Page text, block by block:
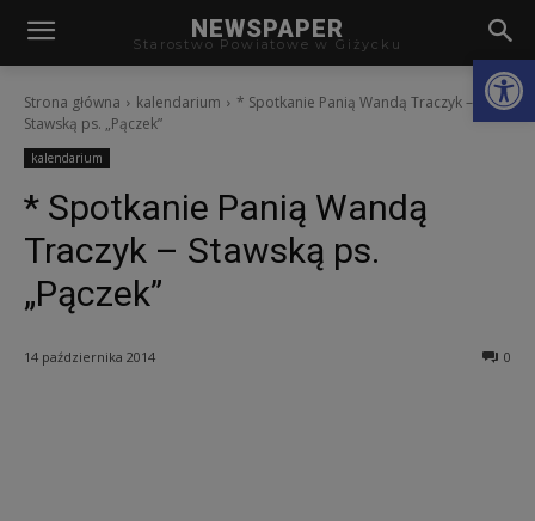
NEWSPAPER
Starostwo Powiatowe w Giżycku
Strona główna kalendarium
* Spotkanie Panią Wandą Traczyk –
Stawską ps. „Pączek”
kalendarium
* Spotkanie Panią Wandą
Traczyk – Stawską ps.
„Pączek”
0
14 października 2014